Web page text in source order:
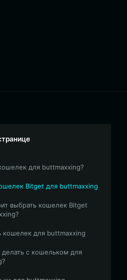
для buttmaxxing?
Bitget для buttmaxxing
выбрать кошелек Bitget
кошелек для buttmaxxing
с кошельком для